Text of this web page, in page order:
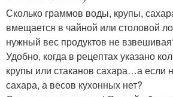
Сколько граммов воды, крупы,
вмещается в чайной или столовой
нужный вес продуктов не
Удобно, когда в рецептах указано
крупы или стаканов сахара…а если
сахара, а весов кухонных нет?